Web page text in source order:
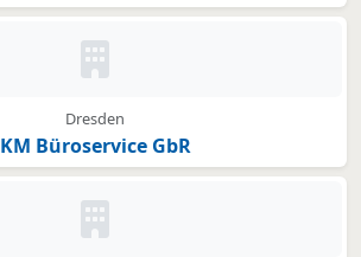
Kein Bild oder Logo hinterlegt
Dresden
KM Büroservice GbR
Kein Bild oder Logo hinterlegt